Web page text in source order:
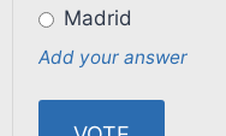
Madrid
Add your answer